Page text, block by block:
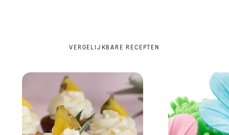
VERGELIJKBARE RECEPTEN